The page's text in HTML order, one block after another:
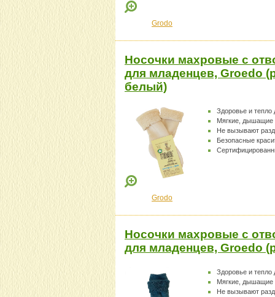
Grodo
Носочки махровые с
для младенцев, Groedo
белый)
Здоровье и
Мягкие, дышащие
Не вызывают
Безопасные
Grodo
Носочки махровые с
для младенцев, Groedo
Здоровье и
Мягкие, дышащие
Не вызывают